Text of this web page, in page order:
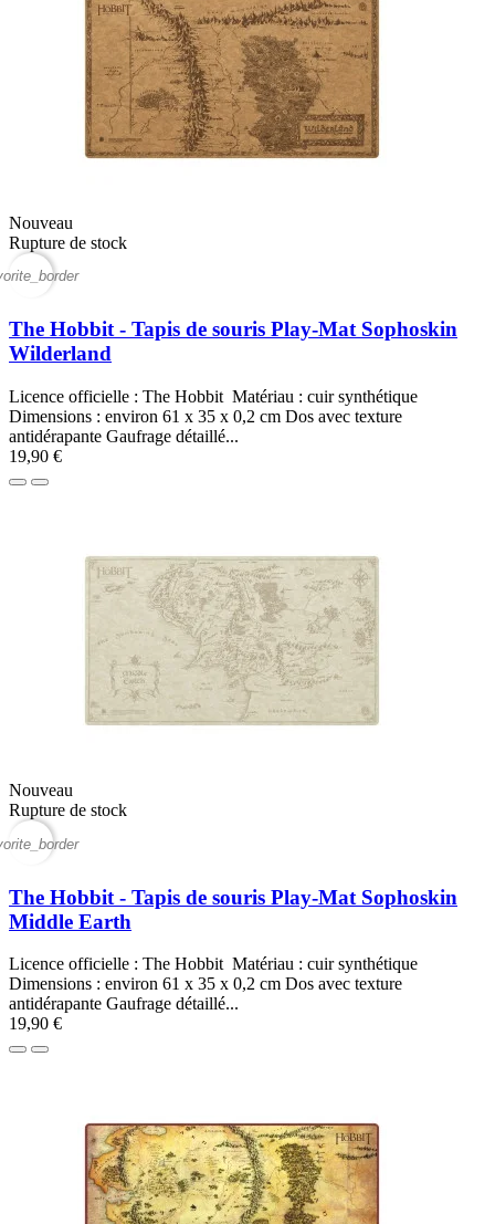
Nouveau
Rupture de stock
The Hobbit - Tapis de souris Play-Mat Sophoskin
Wilderland
Licence officielle : The Hobbit Matériau : cuir synthétique
Dimensions : environ 61 x 35 x 0,2 cm Dos avec texture
antidérapante Gaufrage détaillé...
19,90 €
Nouveau
Rupture de stock
The Hobbit - Tapis de souris Play-Mat Sophoskin
Middle Earth
Licence officielle : The Hobbit Matériau : cuir synthétique
Dimensions : environ 61 x 35 x 0,2 cm Dos avec texture
antidérapante Gaufrage détaillé...
19,90 €